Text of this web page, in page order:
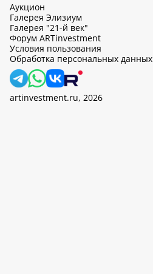
Аукцион
Галерея Элизиум
Галерея "21-й век"
Форум ARTinvestment
Условия пользования
Обработка персональных данных
artinvestment.ru, 2026